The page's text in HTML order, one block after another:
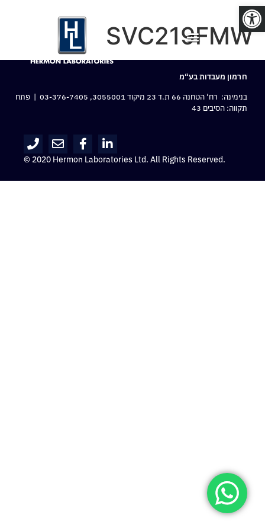
פתח סרגל נגישות
SVC219FMW
חרמון מעבדות בע“מ
בנימינה: רח‘ הטחנה 66 ת.ד 23 מיקוד 3055001,
03-376-7405 | פתח
תקווה: הסיבים 43
© 2020 Hermon Laboratories Ltd. All Rights Reserved.